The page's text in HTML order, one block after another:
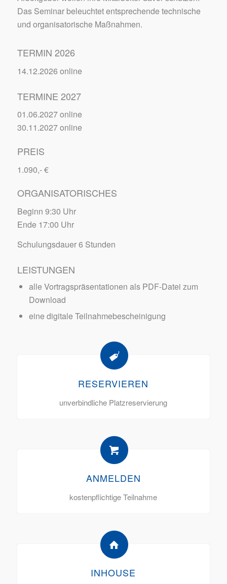
Das Seminar beleuchtet entsprechende technische
und organisatorische Maßnahmen.
TERMIN 2026
14.12.2026 online
TERMINE 2027
01.06.2027 online
30.11.2027 online
PREIS
1.090,- €
ORGANISATORISCHES
Beginn 9:30 Uhr
Ende 17:00 Uhr
Schulungsdauer 6 Stunden
LEISTUNGEN
alle Vortragspräsentationen als PDF-Datei zum
Download
eine digitale Teilnahmebescheinigung
RESERVIEREN
unverbindliche Platzreservierung
ANMELDEN
kostenpflichtige Teilnahme
INHOUSE